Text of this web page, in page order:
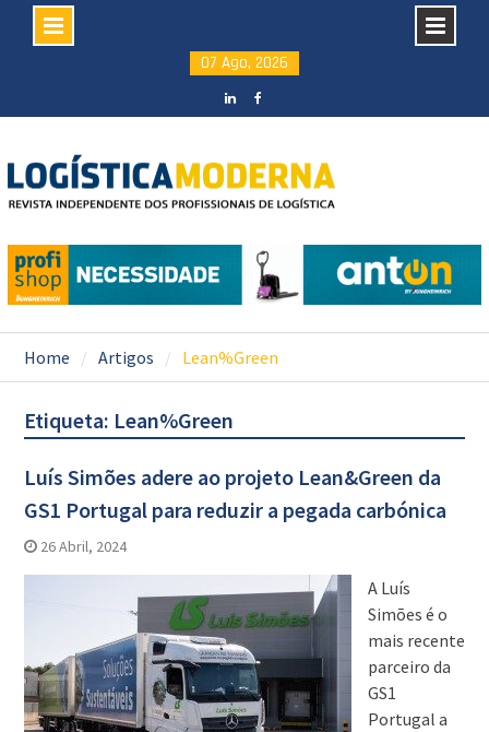
content
07 Ago, 2026
Home Artigos Lean%Green
Etiqueta: Lean%Green
Luís Simões adere ao projeto Lean&Green da
GS1 Portugal para reduzir a pegada carbónica
26 Abril, 2024
A Luís
Simões é o
mais recente
parceiro da
GS1
Portugal a